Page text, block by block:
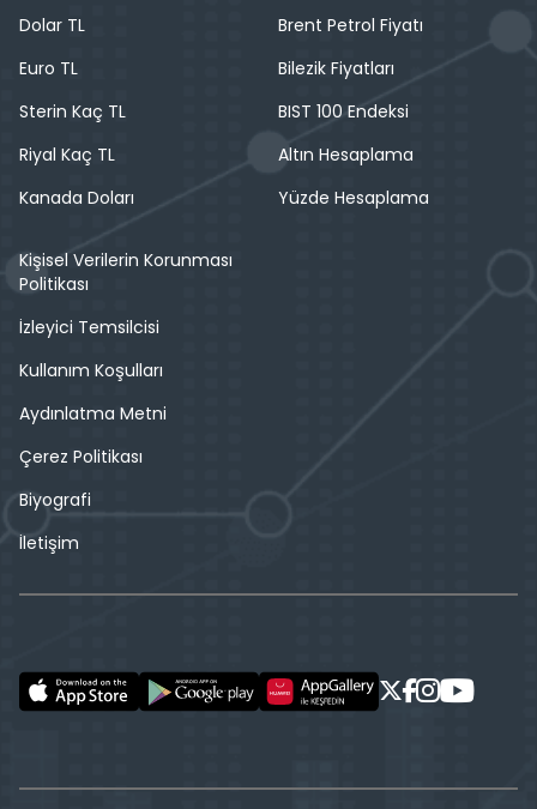
Dolar TL
Euro TL
Sterin Kaç TL
Riyal Kaç TL
Kanada Doları
Brent Petrol Fiyatı
Bilezik Fiyatları
BIST 100 Endeksi
Altın Hesaplama
Yüzde Hesaplama
Kişisel Verilerin Korunması
Politikası
İzleyici Temsilcisi
Kullanım Koşulları
Aydınlatma Metni
Çerez Politikası
Biyografi
İletişim